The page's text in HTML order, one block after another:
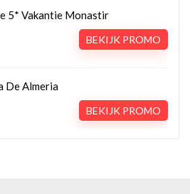
5* Vakantie Monastir
BEKIJK PROMO
De Almeria
BEKIJK PROMO